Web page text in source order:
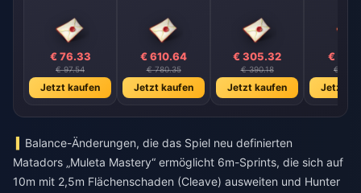
€ 76.33
€ 97.54
Jetzt kaufen
€ 610.64
€ 780.35
Jetzt kaufen
€ 305.32
€ 390.18
Jetzt kaufen
€
€
Jetzt
Balance-Änderungen, die das Spiel neu definierten
Matadors „Muleta Mastery“ ermöglicht 6m-Sprints, die sich auf
10m mit 2,5m Flächenschaden (Cleave) ausweiten und Hunter